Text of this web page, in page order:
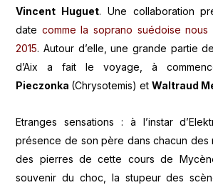
Vincent Huguet. Une collaboration
date comme la soprano suédoise nous
2015. Autour d’elle, une grande partie
d’Aix a fait le voyage, à
Pieczonka (Chrysotemis) etWaltraud
Etranges sensations : à l’instar
présence de son père dans chacun des
des pierres de cette cours de
souvenir du choc, la stupeur des